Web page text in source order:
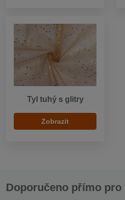
Tyl tuhý s glitry
Zobrazit
Doporučeno přímo pro